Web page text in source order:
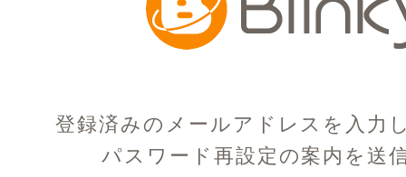
登録済みのメールアドレスを入力
パスワード再設定の案内を送